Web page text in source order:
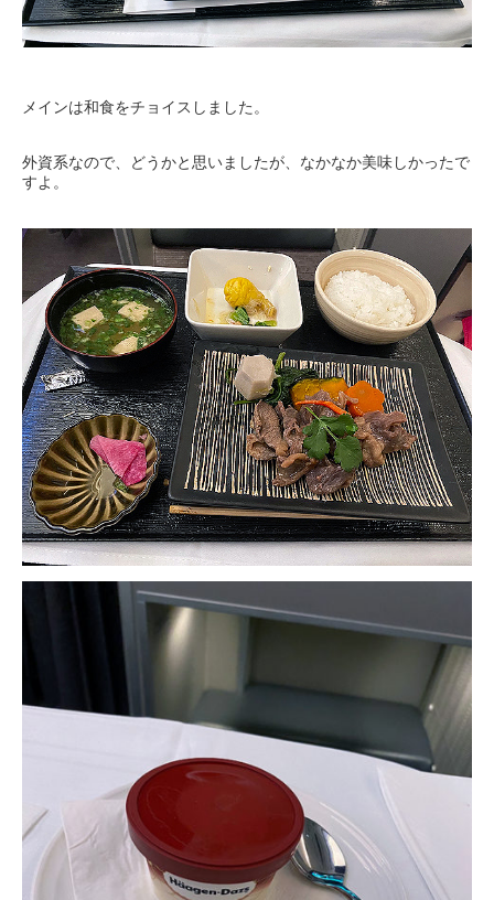
メインは和食をチョイスしました。
外資系なので、どうかと思いましたが、なかなか美味しかったで
すよ。